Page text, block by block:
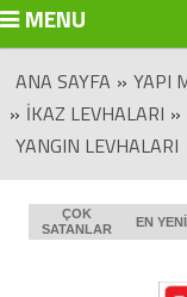
MENU
ANA SAYFA » YAPI
» İKAZ LEVHALARI »
YANGIN LEVHALARI
ÇOK
SATANLAR
EN